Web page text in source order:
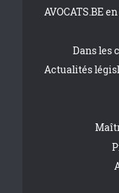
AVOCATS.BE
Dans les
Actualités